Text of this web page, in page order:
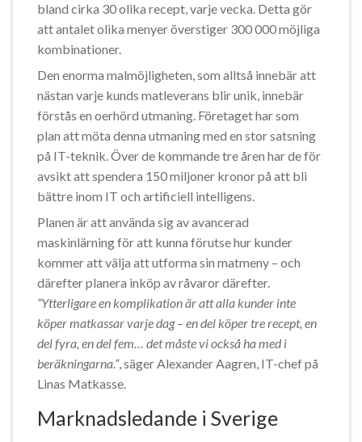
bland cirka 30 olika recept, varje vecka. Detta gör
att antalet olika menyer överstiger 300 000 möjliga
kombinationer.
Den enorma malmöjligheten, som alltså innebär att
nästan varje kunds matleverans blir unik, innebär
förstås en oerhörd utmaning. Företaget har som
plan att möta denna utmaning med en stor satsning
på IT-teknik. Över de kommande tre åren har de för
avsikt att spendera 150 miljoner kronor på att bli
bättre inom IT och artificiell intelligens.
Planen är att använda sig av avancerad
maskinlärning för att kunna förutse hur kunder
kommer att välja att utforma sin matmeny – och
därefter planera inköp av råvaror därefter.
”Ytterligare en komplikation är att alla kunder inte
köper matkassar varje dag – en del köper tre recept, en
del fyra, en del fem… det måste vi också ha med i
beräkningarna.”, säger Alexander Aagren, IT-chef på
Linas Matkasse.
Marknadsledande i Sverige